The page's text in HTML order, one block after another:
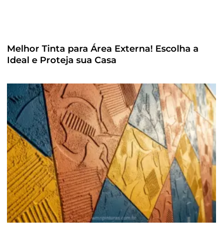
Melhor Tinta para Área Externa! Escolha a
Ideal e Proteja sua Casa